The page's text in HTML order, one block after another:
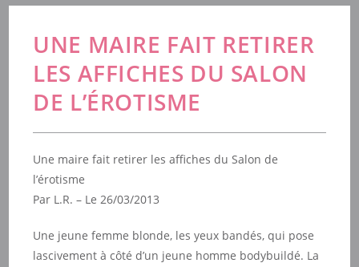
UNE MAIRE FAIT RETIRER
LES AFFICHES DU SALON
DE L’ÉROTISME
Une maire fait retirer les affiches du Salon de
l’érotisme
Par L.R. – Le 26/03/2013
Une jeune femme blonde, les yeux bandés, qui pose
lascivement à côté d’un jeune homme bodybuildé. La